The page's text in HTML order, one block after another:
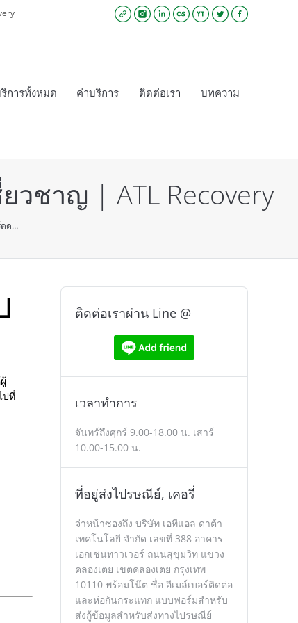
Twitter
YouTube
Lastfm
Linkedin
Instagram
Website
การทั้งหมด ค่าบริการ ติดต่อเรา บทความ
วชาญ | ATL Recovery
ดด…
ปที่
ติดต่อเราผ่าน Line @
เวลาทำการ
จันทร์ถึงศุกร์ 9.00-18.00 น. เสาร์
10.00-15.00 น.
ที่อยู่ส่งไปรษณีย์, เคอรี่
จ่าหน้าซองถึง บริษัท เอทีแอล ดาต้า
เทคโนโลยี จำกัด เลขที่ 388 อาคาร
เอกเชนทาวเวอร์ ถนนสุขุมวิท แขวง
คลองเตย เขตคลองเตย กรุงเทพ
10110 พร้อมโน๊ต ชื่อ อีเมล์เบอร์ติดต่อ
และห่อกันกระแทก แบบฟอร์มสำหรับ
ส่งกู้ข้อมูลสำหรับส่งทางไปรษณีย์